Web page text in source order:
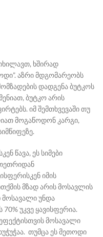
ხშირად
აზრი მდგომარეობს
დადგენა ბუტკოს
ბუტკო არის
იმ შემთხვევაში თუ
მოგაწოდონ კარგი,
წავა, ეს სიმები
იმის
მზად არის მოსავლის
მოსავალი უნდა
უკვე ყავისფერია.
მოსავალი
თუმცა ეს მეთოდი